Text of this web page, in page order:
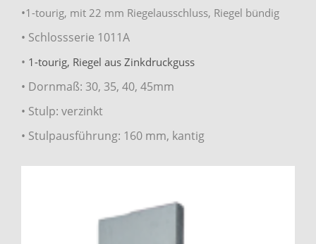
•1-tourig, mit 22 mm Riegelausschluss, Riegel bündig
• Schlossserie 1011A
• 1-tourig, Riegel aus Zinkdruckguss
• Dornmaß: 30, 35, 40, 45mm
• Stulp: verzinkt
• Stulpausführung: 160 mm, kantig